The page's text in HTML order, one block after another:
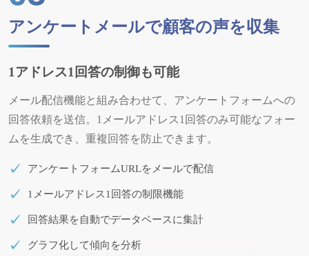
アンケートメールで顧客の声を収集
1アドレス1回答の制御も可能
メール配信機能と組み合わせて、アンケートフォームへの
回答依頼を送信。1メールアドレス1回答のみ可能なフォー
ムを生成でき、重複回答を防止できます。
アンケートフォームURLをメールで配信
1メールアドレス1回答の制限機能
回答結果を自動でデータベースに集計
グラフ化して傾向を分析